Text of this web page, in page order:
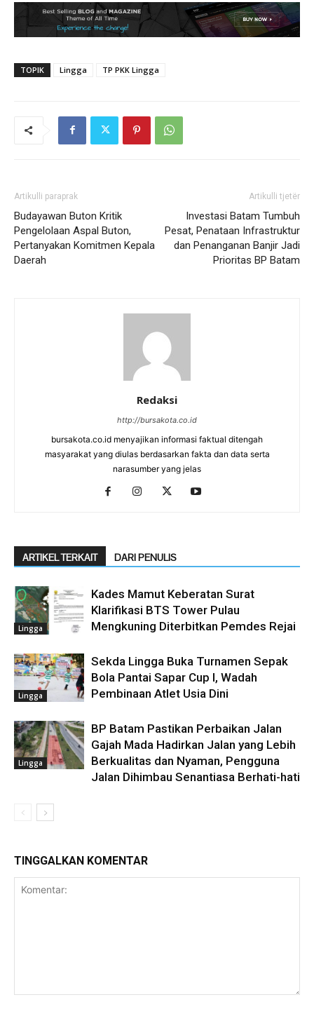
TOPIK Lingga TP PKK Lingga
Artikulli paraprak
Budayawan Buton Kritik
Pengelolaan Aspal Buton,
Pertanyakan Komitmen Kepala
Daerah
Artikulli tjetër
Investasi Batam Tumbuh
Pesat, Penataan Infrastruktur
dan Penanganan Banjir Jadi
Prioritas BP Batam
Redaksi
http://bursakota.co.id
bursakota.co.id menyajikan informasi faktual ditengah
masyarakat yang diulas berdasarkan fakta dan data serta
narasumber yang jelas
ARTIKEL TERKAIT DARI PENULIS
Lingga
Kades Mamut Keberatan Surat
Klarifikasi BTS Tower Pulau
Mengkuning Diterbitkan Pemdes Rejai
Lingga
Sekda Lingga Buka Turnamen Sepak
Bola Pantai Sapar Cup I, Wadah
Pembinaan Atlet Usia Dini
Lingga
BP Batam Pastikan Perbaikan Jalan
Gajah Mada Hadirkan Jalan yang Lebih
Berkualitas dan Nyaman, Pengguna
Jalan Dihimbau Senantiasa Berhati-hati
TINGGALKAN KOMENTAR